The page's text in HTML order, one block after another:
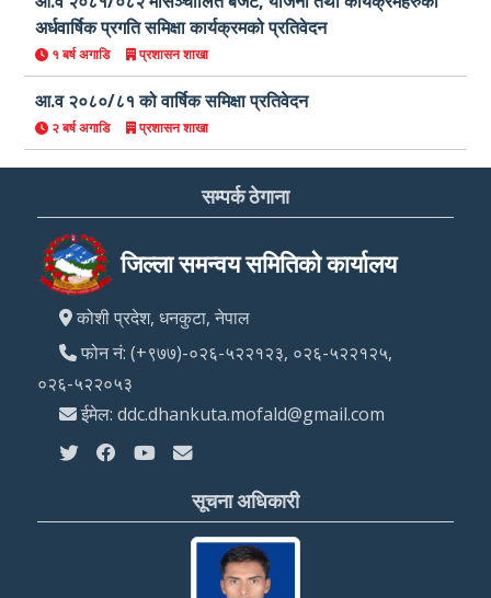
अर्धवार्षिक प्रगति समिक्षा कार्यक्रमको प्रतिवेदन
१ बर्ष अगाडि प्रशासन शाखा
आ.व २०८०/८१ को वार्षिक समिक्षा प्रतिवेदन
२ बर्ष अगाडि प्रशासन शाखा
सम्पर्क ठेगाना
जिल्ला समन्वय समितिको कार्यालय
कोशी प्रदेश, धनकुटा, नेपाल
फोन नं: (+९७७)-०२६-५२२१२३, ०२६-५२२१२५,
०२६-५२२०५३
ईमेल: ddc.dhankuta.mofald@gmail.com
सूचना अधिकारी